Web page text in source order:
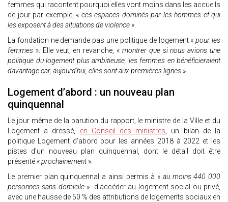
femmes qui racontent pourquoi elles vont moins dans les accueils
de jour par exemple, « ces espaces dominés par les hommes et qui
les exposent à des situations de violence ».
La fondation ne demande pas une politique de logement «pour les
femmes ». Elle veut, en revanche, « montrer que si nous avions une
politique du logement plus ambitieuse, les femmes en bénéficieraient
davantage car, aujourd'hui, elles sont aux premières lignes ».
Logement d’abord : un nouveau plan
quinquennal
Le jour même de la parution du rapport, le ministre de la Ville et du
Logement a dressé, en Conseil des ministres, un bilan de la
politique Logement d'abord pour les années 2018 à 2022 et les
pistes d'un nouveau plan quinquennal, dont le détail doit être
présenté «prochainement».
Le premier plan quinquennal a ainsi permis à « au moins 440 000
personnes sans domicile » d’accéder au logement social ou privé,
avec une hausse de 50 % des attributions de logements sociaux en